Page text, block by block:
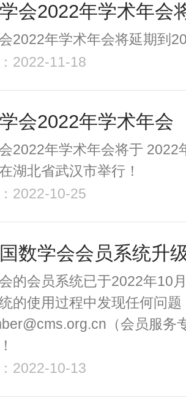
会2022年学术年会
2022年学术年会将延期到
2022-11-18
会2022年学术年会
2022年学术年会将于
湖北省武汉市举行！
2022-10-25
数学会会员系统升
的会员系统已于2022年10
的使用过程中发现任何问
（会员服务
2022-10-13